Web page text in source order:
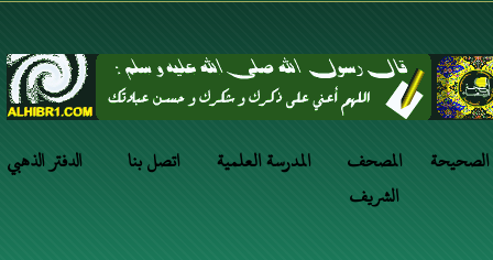
الدفتر الذهبي اتصل بنا المدرسة العلمية
المصحف
الشريف
الصحيحة